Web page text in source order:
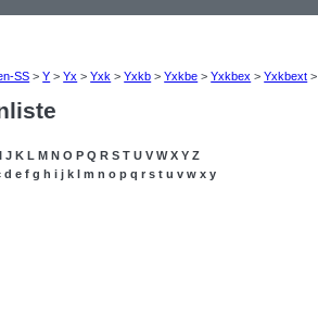
SS >Y >Yx >Yxk >Yxkb >Yxkbe >Yxkbex >Yxkbext
I J K L M N O P Q R S T U V W X Y Z
d e f g h i j k l m n o p q r s t u v w x y